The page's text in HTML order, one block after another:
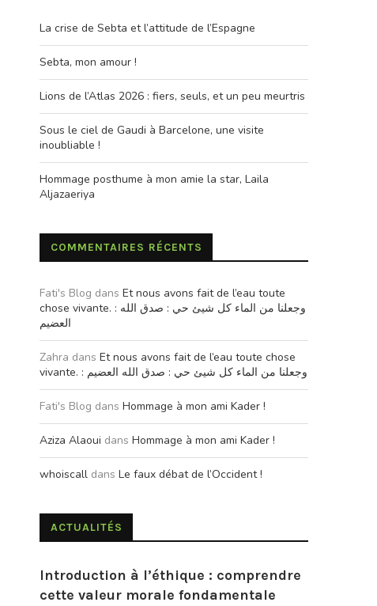
La crise de Sebta et l’attitude de l’Espagne
Sebta, mon amour !
Lions de l’Atlas 2026 : fiers, seuls, et un peu meurtris
Sous le ciel de Gaudi à Barcelone, une visite
inoubliable !
Hommage posthume à mon amie la star, Laila
Aljazaeriya
COMMENTAIRES RÉCENTS
Fati's Blog dans Et nous avons fait de l’eau toute
chose vivante. : وجعلنا من الماء كل شيئ حي : صدق الله
العضيم
Zahra dans Et nous avons fait de l’eau toute chose
vivante. : وجعلنا من الماء كل شيئ حي : صدق الله العضيم
Fati's Blog dans Hommage à mon ami Kader !
Aziza Alaoui dans Hommage à mon ami Kader !
whoiscall dans Le faux débat de l’Occident !
ACTUALITÉS
Introduction à l’éthique : comprendre
cette valeur morale fondamentale